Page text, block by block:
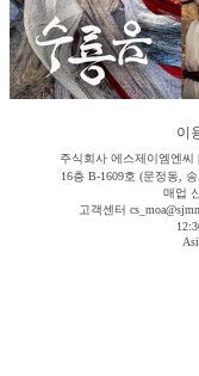
이
주식회사 에스제이엠엔씨
16층 B-1609호 (문정동,
매업
고객센터